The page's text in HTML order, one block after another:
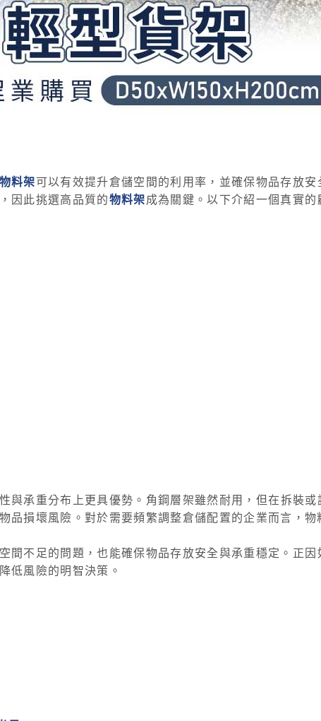
料架可以有效提升倉儲空間的利用率，並確保物品存放
因此挑選高品質的物料架成為關鍵。以下介紹一個真實
與承重分布上更具優勢。角鋼層架雖然耐用，但在拆裝
品損壞風險。對於需要頻繁調整倉儲配置的企業而言，物
間不足的問題，也能確保物品存放安全與承重穩定。正
低風險的明智決策。